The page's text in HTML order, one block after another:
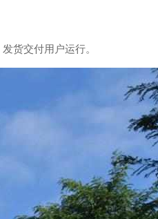
货交付用户运行。